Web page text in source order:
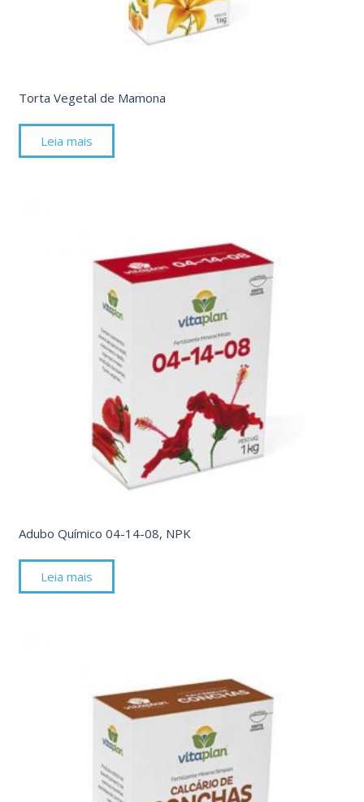
Torta Vegetal de Mamona
Leia mais
Adubo Químico 04-14-08, NPK
Leia mais